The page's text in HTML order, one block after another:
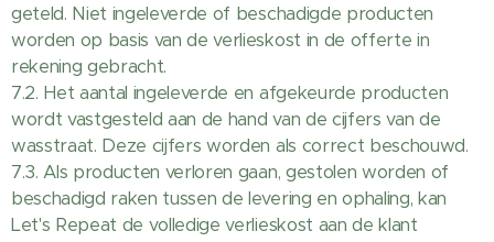
geteld. Niet ingeleverde of beschadigde producten
worden op basis van de verlieskost in de offerte in
rekening gebracht.
7.2. Het aantal ingeleverde en afgekeurde producten
wordt vastgesteld aan de hand van de cijfers van de
wasstraat. Deze cijfers worden als correct beschouwd.
7.3. Als producten verloren gaan, gestolen worden of
beschadigd raken tussen de levering en ophaling, kan
Let's Repeat de volledige verlieskost aan de klant